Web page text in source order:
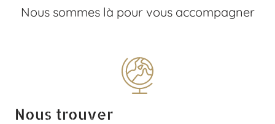
Nous sommes là pour vous accompagner
Nous trouver